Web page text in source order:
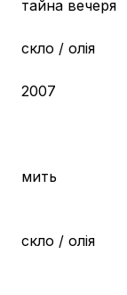
тайна вечеря
скло / олія
2007
мить
скло / олія